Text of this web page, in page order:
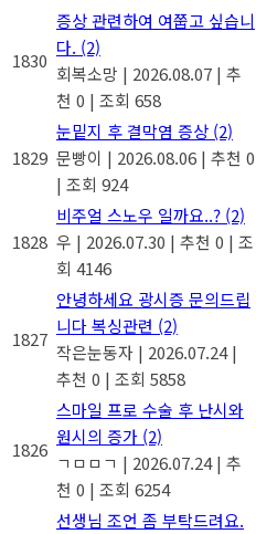
1830
증상 관련하여 여쭙고 싶습니
다. (2)
회복소망 | 2026.08.07 | 추
천 0 | 조회 658
1829
눈밑지 후 결막염 증상 (2)
문빵이 | 2026.08.06 | 추천 0
| 조회 924
1828
비주얼 스노우 일까요..? (2)
우 | 2026.07.30 | 추천 0 | 조
회 4146
1827
안녕하세요 광시증 문의드립
니다 복싱관련 (2)
작은눈동자 | 2026.07.24 |
추천 0 | 조회 5858
1826
스마일 프로 수술 후 난시와
원시의 증가 (2)
ㄱㅁㅁㄱ | 2026.07.24 | 추
천 0 | 조회 6254
선생님 조언 좀 부탁드려요.